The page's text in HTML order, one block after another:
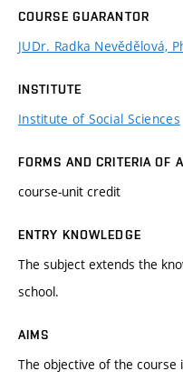
COURSE GUARANTOR
JUDr. Radka Nevědělová,
INSTITUTE
Institute of Social Sciences
FORMS AND CRITERIA OF
course-unit credit
ENTRY KNOWLEDGE
The subject extends the
school.
AIMS
The objective of the